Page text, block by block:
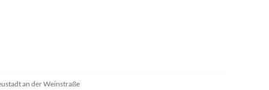
an der Weinstraße